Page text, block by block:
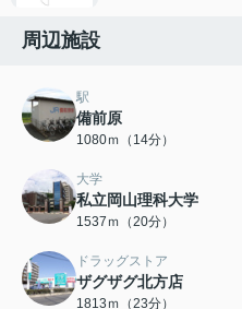
周辺施設
駅
備前原
1080ｍ（14分）
大学
私立岡山理科大学
1537ｍ（20分）
ドラッグストア
ザグザグ北方店
1813ｍ（23分）